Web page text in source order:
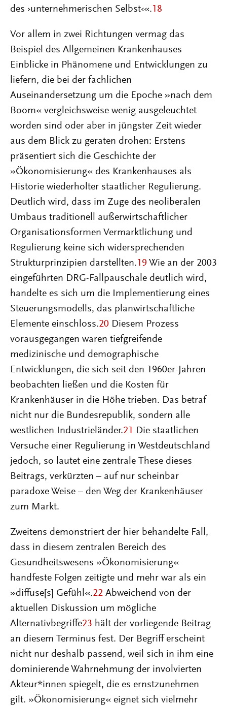
des ›unternehmerischen Selbst‹«. 18
Vor allem in zwei Richtungen vermag das
Beispiel des Allgemeinen Krankenhauses
Einblicke in Phänomene und Entwicklungen zu
liefern, die bei der fachlichen
Auseinandersetzung um die Epoche »nach dem
Boom« vergleichsweise wenig ausgeleuchtet
worden sind oder aber in jüngster Zeit wieder
aus dem Blick zu geraten drohen: Erstens
präsentiert sich die Geschichte der
»Ökonomisierung« des Krankenhauses als
Historie wiederholter staatlicher Regulierung.
Deutlich wird, dass im Zuge des neoliberalen
Umbaus traditionell außerwirtschaftlicher
Organisationsformen Vermarktlichung und
Regulierung keine sich widersprechenden
Strukturprinzipien darstellten. 19 Wie an der 2003
eingeführten DRG-Fallpauschale deutlich wird,
handelte es sich um die Implementierung eines
Steuerungsmodells, das planwirtschaftliche
Elemente einschloss.20 Diesem Prozess
vorausgegangen waren tiefgreifende
medizinische und demographische
Entwicklungen, die sich seit den 1960er-Jahren
beobachten ließen und die Kosten für
Krankenhäuser in die Höhe trieben. Das betraf
nicht nur die Bundesrepublik, sondern alle
westlichen Industrieländer.21 Die staatlichen
Versuche einer Regulierung in Westdeutschland
jedoch, so lautet eine zentrale These dieses
Beitrags, verkürzten – auf nur scheinbar
paradoxe Weise – den Weg der Krankenhäuser
zum Markt.
Zweitens demonstriert der hier behandelte Fall,
dass in diesem zentralen Bereich des
Gesundheitswesens »Ökonomisierung«
handfeste Folgen zeitigte und mehr war als ein
»diffuse[s] Gefühl«.22 Abweichend von der
aktuellen Diskussion um mögliche
Alternativbegriffe23 hält der vorliegende Beitrag
an diesem Terminus fest. Der Begriff erscheint
nicht nur deshalb passend, weil sich in ihm eine
dominierende Wahrnehmung der involvierten
Akteur*innen spiegelt, die es ernstzunehmen
gilt. »Ökonomisierung« eignet sich vielmehr